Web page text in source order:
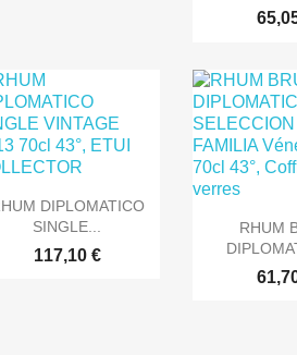
 Aperçu rapide
DIPLOMATICO
SINGLE...
117,10 €
RHUM